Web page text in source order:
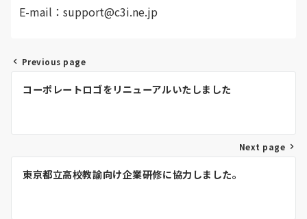
E-mail：support@c3i.ne.jp
ビ
Previous page
コーポレートロゴをリニューアルいたしました
Next page
東京都立高校教諭向け企業研修に協力しました。